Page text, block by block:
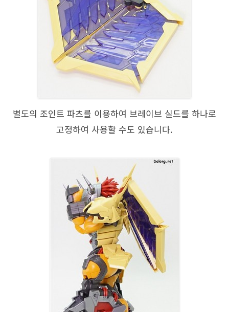
별도의 조인트 파츠를 이용하여 브레이브 실드를 하나로
고정하여 사용할 수도 있습니다.